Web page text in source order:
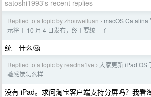
satoshi1993's recent replies
Replied to a topic by zhouweiluan › macOS Catalina
示将于 10 月 4 日发布，终于要统一了
统一什么🤔
Replied to a topic by reactna1ve › 大家更新 iPad OS
验感觉怎么样
没有 iPad。求问淘宝客户端支持分屏吗？我看